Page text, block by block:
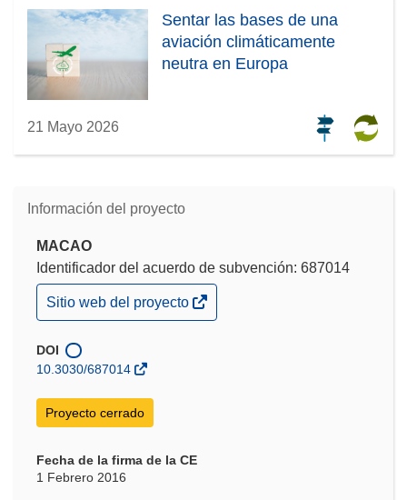
Sentar las bases de una
aviación climáticamente
neutra en Europa
21 Mayo 2026
Información del proyecto
MACAO
Identificador del acuerdo de subvención: 687014
(se
abrirá
una
nueva
Sitio web del proyecto
DOI
10.3030/687014
Proyecto cerrado
Fecha de la firma de la CE
1 Febrero 2016